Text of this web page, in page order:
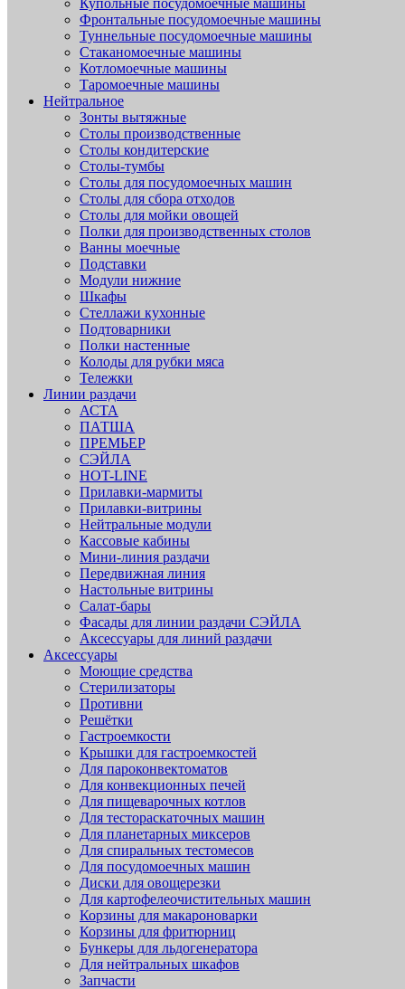
Купольные посудомоечные машины
Фронтальные посудомоечные машины
Туннельные посудомоечные машины
Стаканомоечные машины
Котломоечные машины
Таромоечные машины
Нейтральное
Зонты вытяжные
Столы производственные
Столы кондитерские
Столы-тумбы
Столы для посудомоечных машин
Столы для сбора отходов
Столы для мойки овощей
Полки для производственных столов
Ванны моечные
Подставки
Модули нижние
Шкафы
Стеллажи кухонные
Подтоварники
Полки настенные
Колоды для рубки мяса
Тележки
Линии раздачи
АСТА
ПАТША
ПРЕМЬЕР
СЭЙЛА
HOT-LINE
Прилавки-мармиты
Прилавки-витрины
Нейтральные модули
Кассовые кабины
Мини-линия раздачи
Передвижная линия
Настольные витрины
Салат-бары
Фасады для линии раздачи СЭЙЛА
Аксессуары для линий раздачи
Аксессуары
Моющие средства
Стерилизаторы
Противни
Решётки
Гастроемкости
Крышки для гастроемкостей
Для пароконвектоматов
Для конвекционных печей
Для пищеварочных котлов
Для тестораскаточных машин
Для планетарных миксеров
Для спиральных тестомесов
Для посудомоечных машин
Диски для овощерезки
Для картофелеочистительных машин
Корзины для макароноварки
Корзины для фритюрниц
Бункеры для льдогенератора
Для нейтральных шкафов
Запчасти